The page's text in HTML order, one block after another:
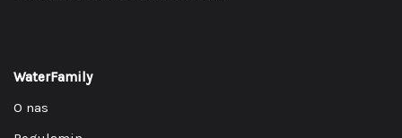
WaterFamily
O nas